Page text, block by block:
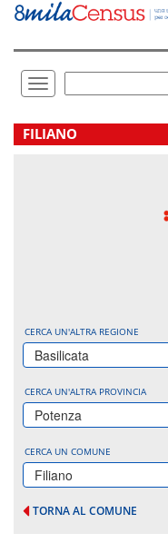
Vai
direttamente
Toggle
navigation
.
FILIANO
CERCA UN'ALTRA REGIONE
Basilicata
CERCA UN'ALTRA PROVINCIA
Potenza
CERCA UN COMUNE
Filiano
TORNA AL COMUNE